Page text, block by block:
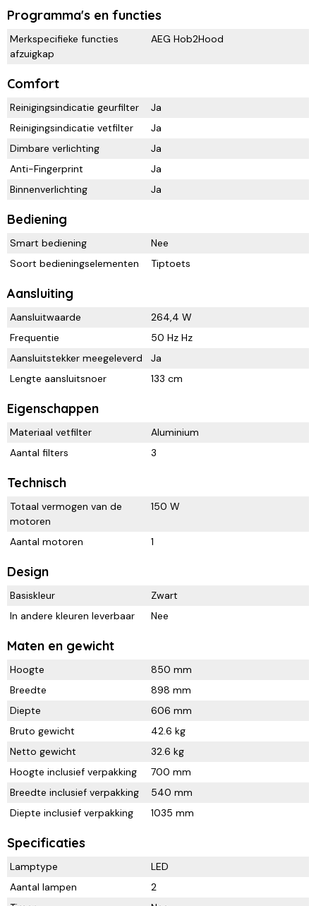
Programma's en functies
Merkspecifieke functies
afzuigkap
AEG Hob2Hood
Comfort
Reinigingsindicatie geurfilter
Ja
Reinigingsindicatie vetfilter
Ja
Dimbare verlichting
Ja
Anti-Fingerprint
Ja
Binnenverlichting
Ja
Bediening
Smart bediening
Nee
Soort bedieningselementen
Tiptoets
Aansluiting
Aansluitwaarde
264,4 W
Frequentie
50 Hz Hz
Aansluitstekker meegeleverd
Ja
Lengte aansluitsnoer
133 cm
Eigenschappen
Materiaal vetfilter
Aluminium
Aantal filters
3
Technisch
Totaal vermogen van de
motoren
150 W
Aantal motoren 1
Design
Basiskleur
Zwart
In andere kleuren leverbaar
Nee
Maten en gewicht
Hoogte
850 mm
Breedte
898 mm
Diepte
606 mm
Bruto gewicht
42.6 kg
Netto gewicht
32.6 kg
Hoogte inclusief verpakking
700 mm
Breedte inclusief verpakking
540 mm
Diepte inclusief verpakking
1035 mm
Specificaties
Lamptype
LED
Aantal lampen
2